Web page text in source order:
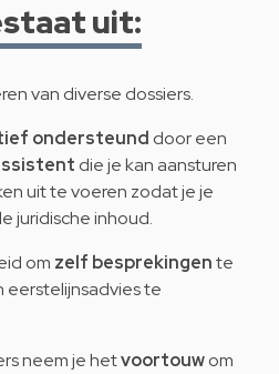
uit:
van diverse dossiers.
ondersteund door een
die je kan aansturen
uit te voeren zodat je je
juridische inhoud.
om zelf besprekingente
te
neem je hetvoortouwom